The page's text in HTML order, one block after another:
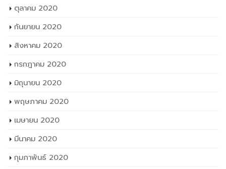
ตุลาคม 2020
กันยายน 2020
สิงหาคม 2020
กรกฎาคม 2020
มิถุนายน 2020
พฤษภาคม 2020
เมษายน 2020
มีนาคม 2020
กุมภาพันธ์ 2020